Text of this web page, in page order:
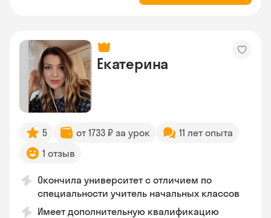
Екатерина
5 от 1733 ₽ за урок
11 лет опыта
1 отзыв
Окончила университет с отличием по
специальности учитель начальных классов
Имеет дополнительную квалификацию